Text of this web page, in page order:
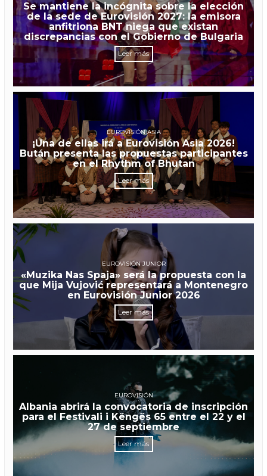
Se mantiene la incógnita sobre la elección
de la sede de Eurovisión 2027: la emisora
anfitriona BNT niega que existan
discrepancias con el Gobierno de Bulgaria
Leer más
EUROVISIÓN ASIA
¡Una de ellas irá a Eurovisión Asia 2026!
Bután presenta las propuestas participantes
en el Rhythm of Bhutan
Leer más
EUROVISIÓN JUNIOR
«Muzika Nas Spaja» será la propuesta con la
que Mija Vujović representará a Montenegro
en Eurovisión Junior 2026
Leer más
EUROVISIÓN
Albania abrirá la convocatoria de inscripción
para el Festivali i Këngës 65 entre el 22 y el
27 de septiembre
Leer más